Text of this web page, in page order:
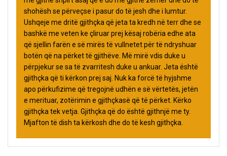
shohësh se përveçse i pasur do të jesh dhe i lumtur.
Ushqeje me dritë gjithçka që jeta ta kredh në terr dhe se
bashkë me veten ke çliruar prej kësaj robëria edhe ata
që sjellin farën e së mirës të vullnetet për të ndryshuar
botën që na përket të gjithëve. Më mirë vdis duke u
përpjekur se sa të zvarritesh duke u ankuar. Jeta është
gjithçka që ti kërkon prej saj. Nuk ka forcë të hyjshme
apo përkufizime që tregojnë udhën e së vërtetës, jetën
e merituar, zotërimin e gjithçkasë që të përket. Kërko
gjithçka tek vetja. Gjithçka që do është gjithnjë me ty.
Mjafton të dish ta kërkosh dhe do të kesh gjithçka.